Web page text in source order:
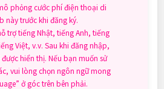
phỏng cước phí điện thoại di
này trước khi đăng ký.
trợ tiếng Nhật, tiếng Anh, tiếng
Việt, v.v. Sau khi đăng nhập,
hiển thị. Nếu bạn muốn sử
vui lòng chọn ngôn ngữ mong
ở góc trên bên phải.